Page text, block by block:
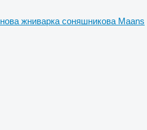
нова жниварка соняшникова Maans